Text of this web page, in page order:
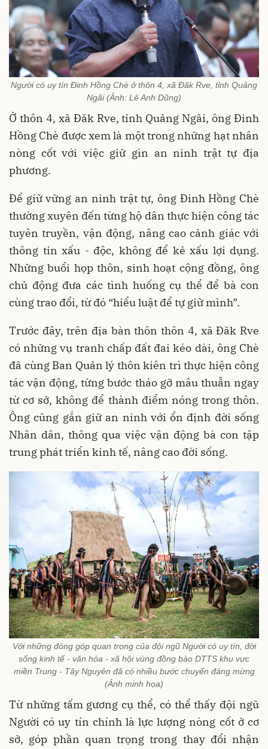
Người có uy tín Đinh Hồng Chè ở thôn 4, xã Đăk Rve, tỉnh Quảng
Ngãi (Ảnh: Lê Anh Dũng)
Ở thôn 4, xã Đăk Rve, tỉnh Quảng Ngãi, ông Đinh
Hồng Chè được xem là một trong những hạt nhân
nòng cốt với việc giữ gìn an ninh trật tự địa
phương.
Để giữ vững an ninh trật tự, ông Đinh Hồng Chè
thường xuyên đến từng hộ dân thực hiện công tác
tuyên truyền, vận động, nâng cao cảnh giác với
thông tin xấu - độc, không để kẻ xấu lợi dụng.
Những buổi họp thôn, sinh hoạt cộng đồng, ông
chủ động đưa các tình huống cụ thể để bà con
cùng trao đổi, từ đó “hiểu luật để tự giữ mình”.
Trước đây, trên địa bàn thôn thôn 4, xã Đăk Rve
có những vụ tranh chấp đất đai kéo dài, ông Chè
đã cùng Ban Quản lý thôn kiên trì thực hiện công
tác vận động, từng bước tháo gỡ mâu thuẫn ngay
từ cơ sở, không để thành điểm nóng trong thôn.
Ông cũng gắn giữ an ninh với ổn định đời sống
Nhân dân, thông qua việc vận động bà con tập
trung phát triển kinh tế, nâng cao đời sống.
Với những đóng góp quan trọng của đội ngũ Người có uy tín, đời
sống kinh tế - văn hóa - xã hội vùng đồng bào DTTS khu vực
miền Trung - Tây Nguyên đã có nhiều bước chuyển đáng mừng
(Ảnh minh họa)
Từ những tấm gương cụ thể, có thể thấy đội ngũ
Người có uy tín chính là lực lượng nòng cốt ở cơ
sở, góp phần quan trọng trong thay đổi nhận